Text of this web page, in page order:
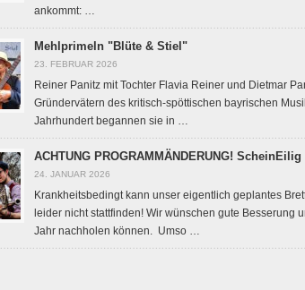
ankommt: …
Mehlprimeln "Blüte & Stiel"
23. FEBRUAR 2026
Reiner Panitz mit Tochter Flavia Reiner und Dietmar
Gründervätern des kritisch-spöttischen bayrischen
Jahrhundert begannen sie in …
ACHTUNG PROGRAMMÄNDERUNG! ScheinEilig
24. JANUAR 2026
Krankheitsbedingt kann unser eigentlich geplantes
leider nicht stattfinden! Wir wünschen gute Besserung
Jahr nachholen können. Umso …